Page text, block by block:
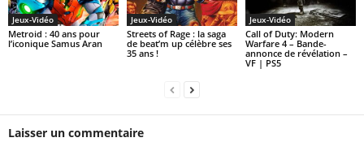
Jeux-Vidéo
Metroid : 40 ans pour
l’iconique Samus Aran
Jeux-Vidéo
Streets of Rage : la saga
de beat’m up célèbre ses
35 ans !
Jeux-Vidéo
Call of Duty: Modern
Warfare 4 – Bande-
annonce de révélation –
VF | PS5
Laisser un commentaire